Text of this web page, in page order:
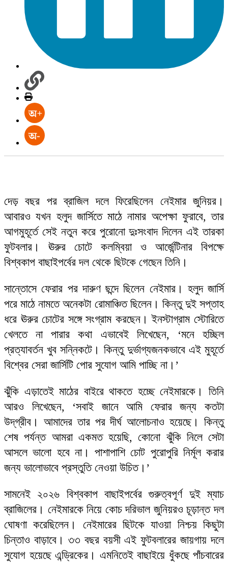
দেড় বছর পর ব্রাজিল দলে ফিরেছিলেন নেইমার জুনিয়র।
আবারও যখন হলুদ জার্সিতে মাঠে নামার অপেক্ষা ফুরাবে, তার
আগমুহূর্তে সেই নতুন করে পুরোনো দুঃসংবাদ দিলেন এই তারকা
ফুটবলার। ঊরুর চোটে কলম্বিয়া ও আর্জেন্টিনার বিপক্ষে
বিশ্বকাপ বাছাইপর্বের দল থেকে ছিটকে গেছেন তিনি।
সান্তোসে ফেরার পর দারুণ ছন্দে ছিলেন নেইমার। হলুদ জার্সি
পরে মাঠে নামতে অনেকটা রোমাঞ্চিত ছিলেন। কিন্তু দুই সপ্তাহ
ধরে ঊরুর চোটের সঙ্গে সংগ্রাম করছেন। ইনস্টাগ্রাম স্টোরিতে
খেলতে না পারার কথা এভাবেই লিখেছেন, ‘মনে হচ্ছিল
প্রত্যাবর্তন খুব সন্নিকটে। কিন্তু দুর্ভাগ্যজনকভাবে এই মুহূর্তে
বিশ্বের সেরা জার্সিটি পোর সুযোগ আমি পাচ্ছি না।’
ঝুঁকি এড়াতেই মাঠের বাইরে থাকতে হচ্ছে নেইমারকে। তিনি
আরও লিখেছেন, ‘সবাই জানে আমি ফেরার জন্য কতটা
উদ্‌গ্রীব। আমাদের তার পর দীর্ঘ আলোচনাও হয়েছে। কিন্তু
শেষ পর্যন্ত আমরা একমত হয়েছি, কোনো ঝুঁকি নিলে সেটা
আসলে ভালো হবে না। পাশাপাশি চোট পুরোপুরি নির্মূল করার
জন্য ভালোভাবে প্রস্তুতি নেওয়া উচিত।’
সামনেই ২০২৬ বিশ্বকাপ বাছাইপর্বের গুরুত্বপূর্ণ দুই ম্যাচ
ব্রাজিলের। নেইমারকে নিয়ে কোচ দরিভাল জুনিয়রও চূড়ান্ত দল
ঘোষণা করেছিলেন। নেইমারের ছিটকে যাওয়া নিশ্চয় কিছুটা
চিন্তাও বাড়াবে। ৩৩ বছর বয়সী এই ফুটবলারের জায়গায় দলে
সুযোগ হয়েছে এন্ড্রিকের। এমনিতেই বাছাইয়ে ধুঁকছে পাঁচবারের